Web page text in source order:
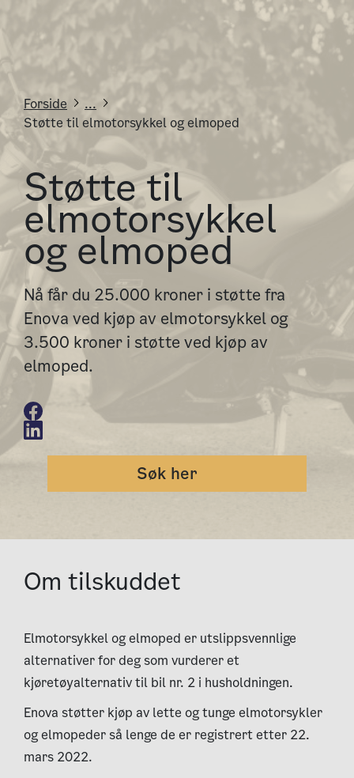
Forside
...
Støtte til elmotorsykkel og elmoped
Støtte til
elmotorsykkel
og elmoped
Nå får du 25.000 kroner i støtte fra
Enova ved kjøp av elmotorsykkel og
3.500 kroner i støtte ved kjøp av
elmoped.
Søk her
Om tilskuddet
Elmotorsykkel og elmoped er utslippsvennlige
alternativer for deg som vurderer et
kjøretøyalternativ til bil nr. 2 i husholdningen.
Enova støtter kjøp av lette og tunge elmotorsykler
og elmopeder så lenge de er registrert etter 22.
mars 2022.